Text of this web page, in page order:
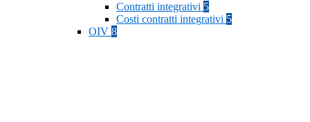
Contratti integrativi 5
Costi contratti integrativi 5
OIV 8